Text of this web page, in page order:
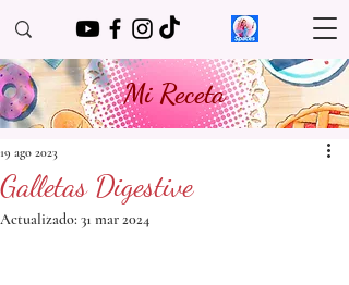
Mi Receta
Galletas Digestive
19 ago 2023
Actualizado: 31 mar 2024